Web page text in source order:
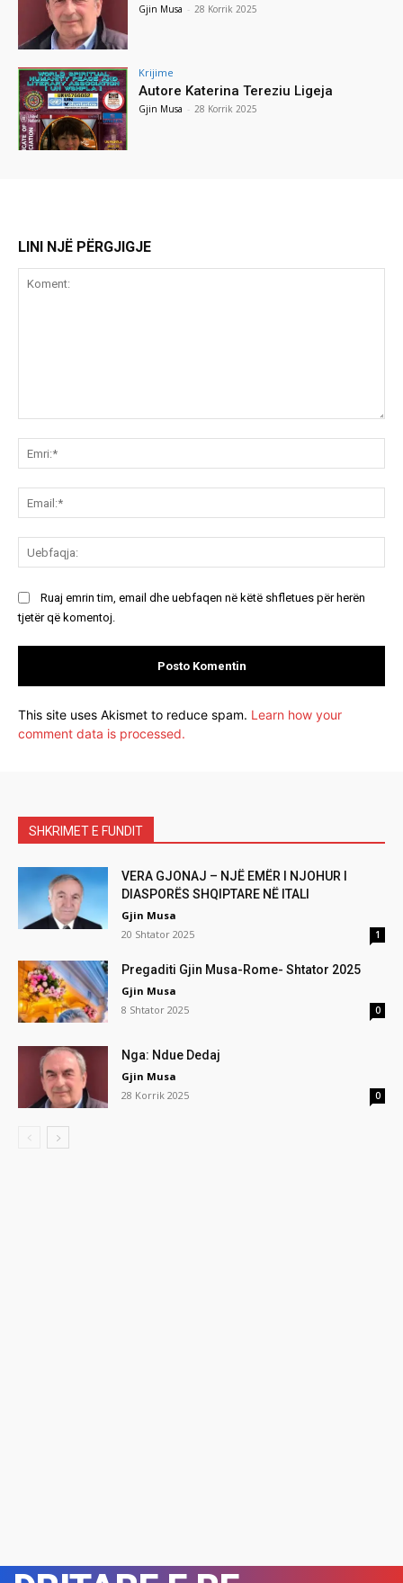
Gjin Musa - 28 Korrik 2025
Krijime
Autore Katerina Tereziu Ligeja
Gjin Musa - 28 Korrik 2025
LINI NJË PËRGJIGJE
Ruaj emrin tim, email dhe uebfaqen në këtë shfletues për herën
tjetër që komentoj.
This site uses Akismet to reduce spam. Learn how your
comment data is processed.
SHKRIMET E FUNDIT
VERA GJONAJ – NJË EMËR I NJOHUR I
DIASPORËS SHQIPTARE NË ITALI
Gjin Musa
20 Shtator 2025
1
Pregaditi Gjin Musa-Rome- Shtator 2025
Gjin Musa
8 Shtator 2025
0
Nga: Ndue Dedaj
Gjin Musa
28 Korrik 2025
0